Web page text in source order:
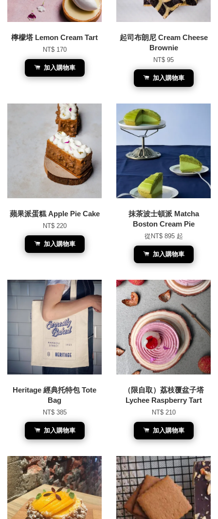
檸檬塔 Lemon Cream Tart
NT$ 170
加入購物車
起司布朗尼 Cream Cheese
Brownie
NT$ 95
加入購物車
蘋果派蛋糕 Apple Pie Cake
NT$ 220
加入購物車
抹茶波士頓派 Matcha
Boston Cream Pie
從 NT$ 895 起
加入購物車
Heritage 經典托特包 Tote
Bag
NT$ 385
加入購物車
（限自取）荔枝覆盆子塔
Lychee Raspberry Tart
NT$ 210
加入購物車